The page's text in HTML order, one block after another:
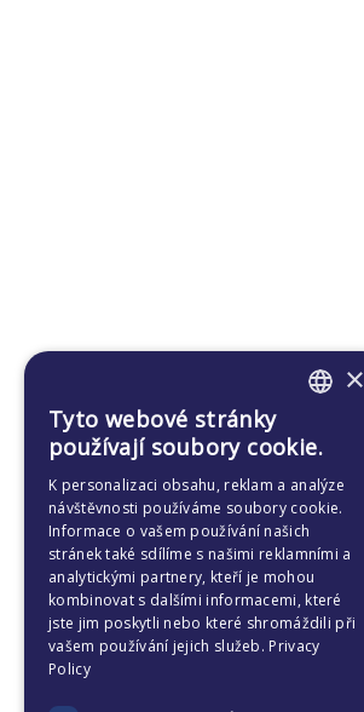
×
Tyto webové stránky
používají soubory cookie.
K personalizaci obsahu, reklam a analýze
návštěvnosti používáme soubory cookie.
Informace o vašem používání našich
stránek také sdílíme s našimi reklamními a
analytickými partnery, kteří je mohou
kombinovat s dalšími informacemi, které
jste jim poskytli nebo které shromáždili při
vašem používání jejich služeb. Privacy
Policy